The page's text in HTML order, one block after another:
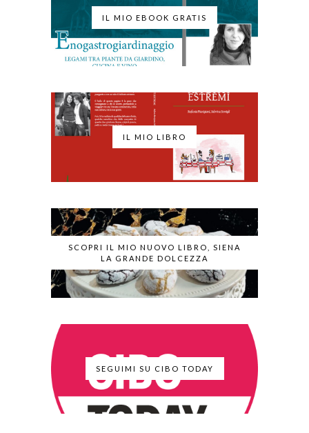
IL MIO EBOOK GRATIS
IL MIO LIBRO
SCOPRI IL MIO NUOVO LIBRO, SIENA
LA GRANDE DOLCEZZA
SEGUIMI SU CIBO TODAY